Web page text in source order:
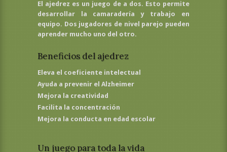
El ajedrez es un juego de a dos. Esto permite
desarrollar la camaradería y trabajo en
equipo. Dos jugadores de nivel parejo pueden
aprender mucho uno del otro.
Beneficios del ajedrez
Eleva el coeficiente intelectual
Ayuda a prevenir el Alzheimer
Mejora la creatividad
Facilita la concentración
Mejora la conducta en edad escolar
Un juego para toda la vida